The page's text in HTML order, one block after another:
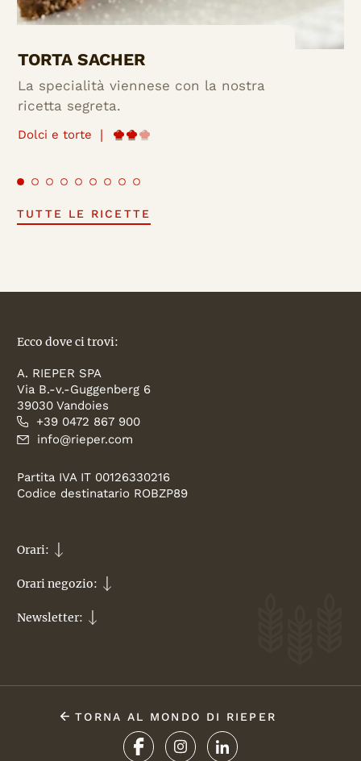
TORTA SACHER
La specialità viennese con la nostra
ricetta segreta.
Dolci e torte |
TUTTE LE RICETTE
Ecco dove ci trovi:
A. RIEPER SPA
Via B.-v.-Guggenberg 6
39030 Vandoies
+39 0472 867 900
info@rieper.com
Partita IVA IT 00126330216
Codice destinatario ROBZP89
Orari:
Orari negozio:
Newsletter:
TORNA AL MONDO DI RIEPER